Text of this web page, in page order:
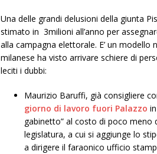
Una delle grandi delusioni della giunta
stimato in 3milioni all’anno per
alla campagna elettorale. E’ un
milanese ha visto arrivare schiere di
leciti i dubbi:
Maurizio Baruffi, già consigliere
giorno di lavoro fuori Palazzo
gabinetto” al costo di poco meno
legislatura, a cui si aggiunge lo
a dirigere il faraonico ufficio